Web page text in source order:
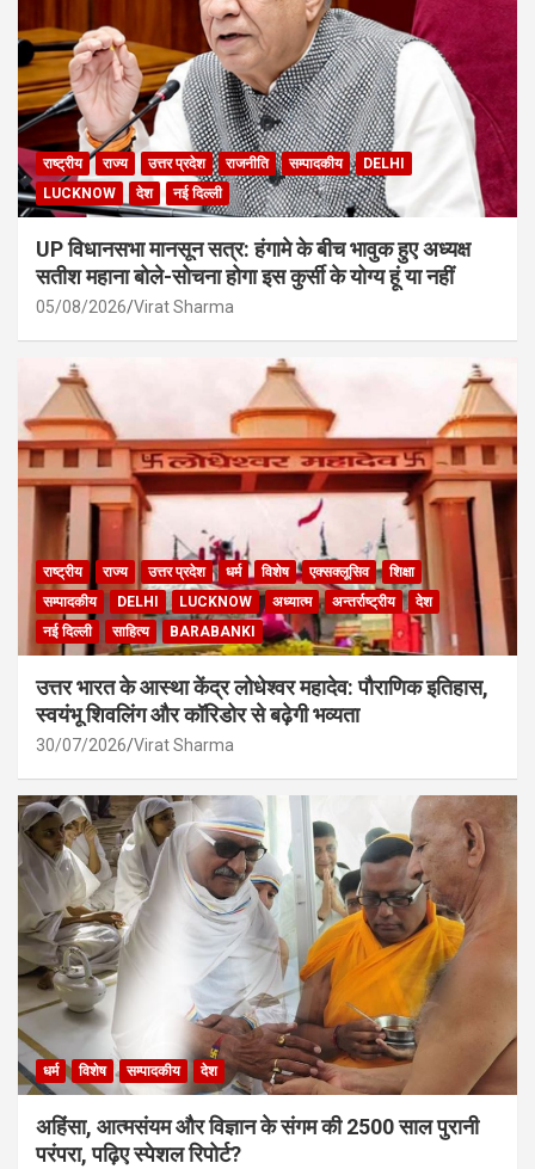
राष्ट्रीय राज्य उत्तर प्रदेश राजनीति सम्पादकीय
DELHI
LUCKNOW
देश नई दिल्ली
UP विधानसभा मानसून सत्र: हंगामे के बीच भावुक हुए अध्यक्ष
सतीश महाना बोले-सोचना होगा इस कुर्सी के योग्य हूं या नहीं
05/08/2026 Virat Sharma
राष्ट्रीय राज्य उत्तर प्रदेश धर्म विशेष एक्सक्लूसिव
शिक्षा
सम्पादकीय
DELHI LUCKNOW अध्यात्म अन्तर्राष्ट्रीय
देश
नई दिल्ली
साहित्य BARABANKI
उत्तर भारत के आस्था केंद्र लोधेश्वर महादेव: पौराणिक इतिहास,
स्वयंभू शिवलिंग और कॉरिडोर से बढ़ेगी भव्यता
30/07/2026 Virat Sharma
धर्म विशेष सम्पादकीय देश
अहिंसा, आत्मसंयम और विज्ञान के संगम की 2500 साल पुरानी
परंपरा, पढ़िए स्पेशल रिपोर्ट?